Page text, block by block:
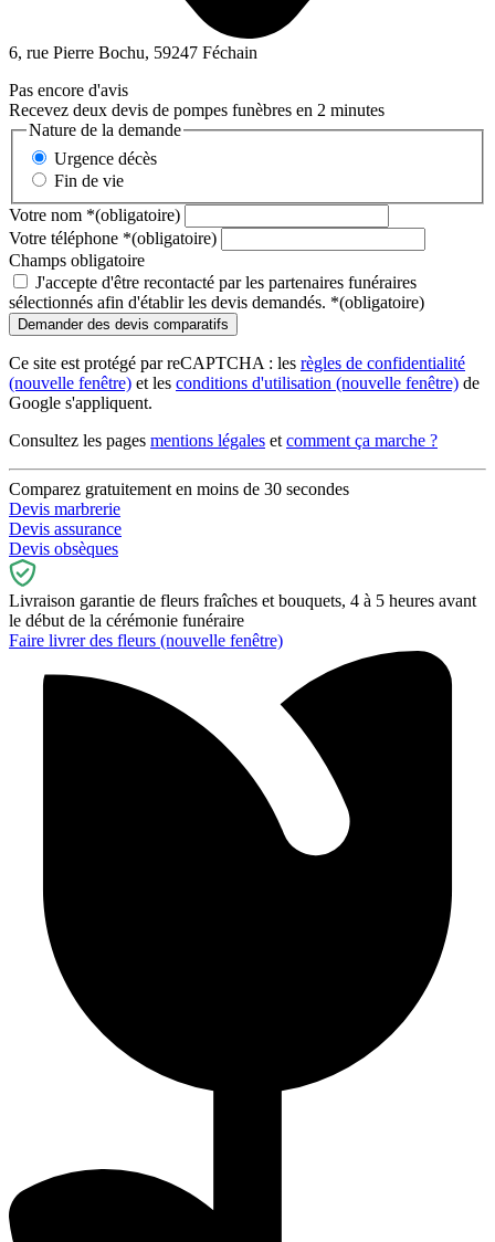
6, rue Pierre Bochu, 59247 Féchain
Pas encore d'avis
Recevez deux devis de pompes funèbres en 2 minutes
Nature de la demande
Urgence décès
Fin de vie
Votre nom *(obligatoire)
Votre téléphone *(obligatoire)
Champs obligatoire
J'accepte d'être recontacté par les partenaires funéraires
sélectionnés afin d'établir les devis demandés. *(obligatoire)
Ce site est protégé par reCAPTCHA : les règles de confidentialité
(nouvelle fenêtre) et les conditions d'utilisation (nouvelle fenêtre) de
Google s'appliquent.
Consultez les pages mentions légales et comment ça marche ?
Comparez gratuitement en moins de 30 secondes
Devis marbrerie
Devis assurance
Devis obsèques
Livraison garantie de fleurs fraîches et bouquets, 4 à 5 heures avant
le début de la cérémonie funéraire
Faire livrer des fleurs (nouvelle fenêtre)